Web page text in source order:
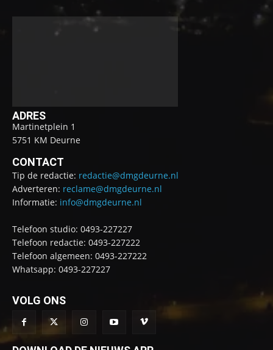
ADRES
Martinetplein 1
5751 KM Deurne
CONTACT
Tip de redactie: redactie@dmgdeurne.nl
Adverteren: reclame@dmgdeurne.nl
Informatie: info@dmgdeurne.nl
Telefoon studio: 0493-227227
Telefoon redactie: 0493-227222
Telefoon algemeen: 0493-227222
Whatsapp: 0493-227227
VOLG ONS